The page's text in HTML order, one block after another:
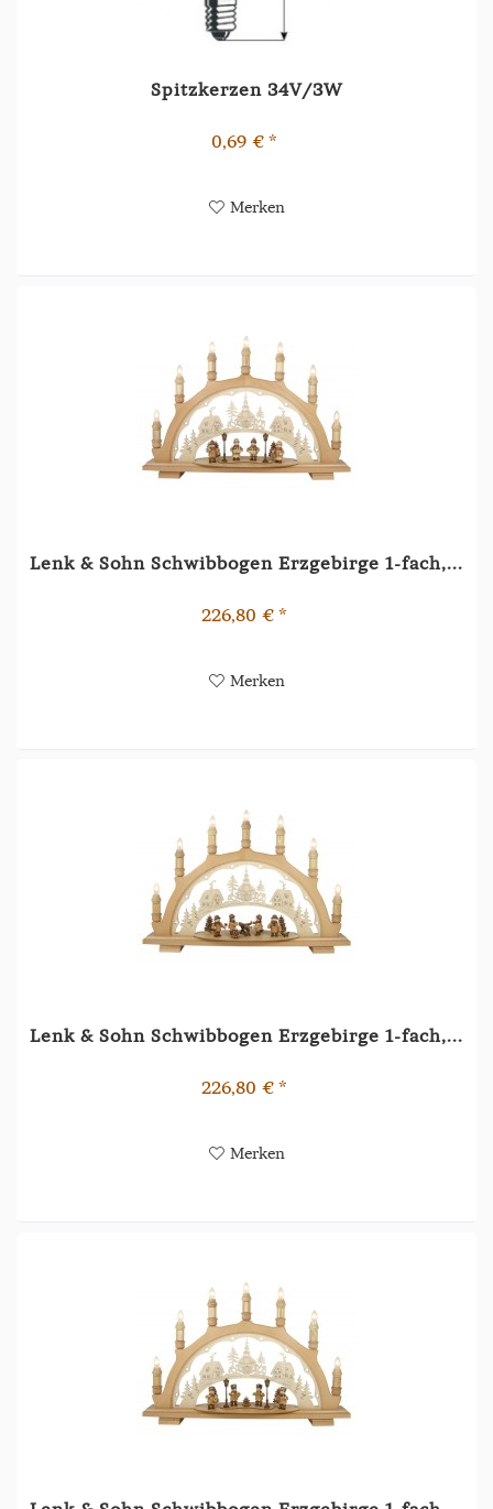
Spitzkerzen 34V/3W
0,69 € *
Merken
Lenk & Sohn Schwibbogen Erzgebirge 1-fach,...
226,80 € *
Merken
Lenk & Sohn Schwibbogen Erzgebirge 1-fach,...
226,80 € *
Merken